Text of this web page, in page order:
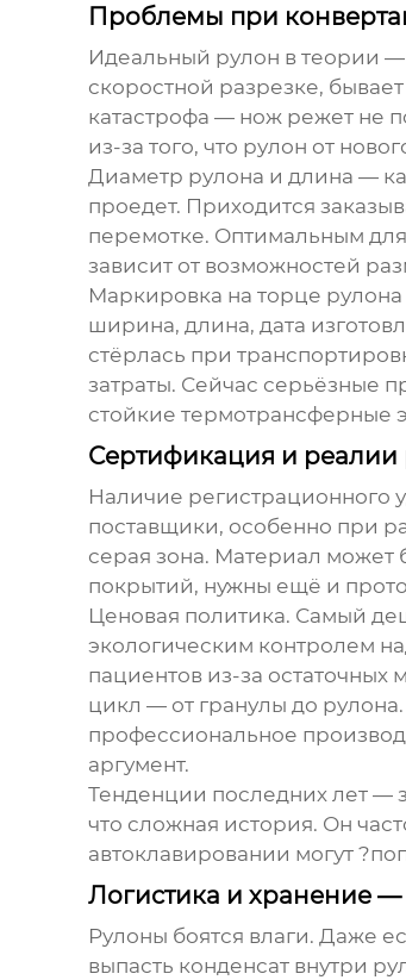
Проблемы при
Идеальный рулон в теории —
скоростной разрезке,
катастрофа — нож режет не
из-за того, что рулон от
Диаметр рулона и длина —
проедет. Приходится
перемотке. Оптимальным
зависит от возможностей
Маркировка на торце
ширина, длина, дата
стёрлась при
затраты. Сейчас серьёзные
стойкие термотрансферные
Сертификация и реалии
Наличие регистрационного
поставщики, особенно при
серая зона. Материал
покрытий, нужны ещё и
Ценовая политика. Самый
экологическим контролем
пациентов из-за
цикл — от гранулы до
профессиональное
аргумент.
Тенденции последних лет —
что сложная история. Он
автоклавировании могут
Логистика и хранение —
Рулоны боятся влаги. Даже
выпасть конденсат внутри